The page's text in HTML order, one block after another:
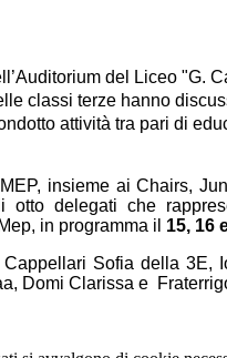
del Liceo "G.
classi terze hanno
attività tra pari di
insieme ai Chairs,
otto delegati che
in programma il 15, 16
Sofia della 3E,
Domi Clarissa e